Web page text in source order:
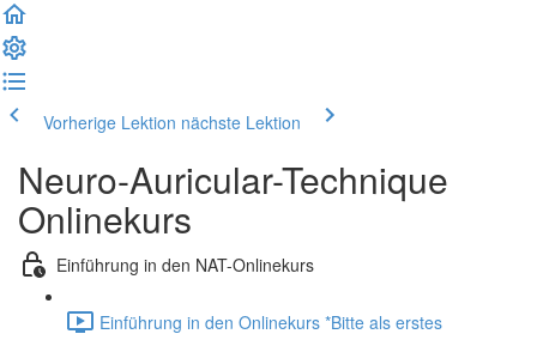
Vorherige Lektion nächste Lektion
Neuro-Auricular-Technique
Onlinekurs
Einführung in den NAT-Onlinekurs
Einführung in den Onlinekurs *Bitte als erstes